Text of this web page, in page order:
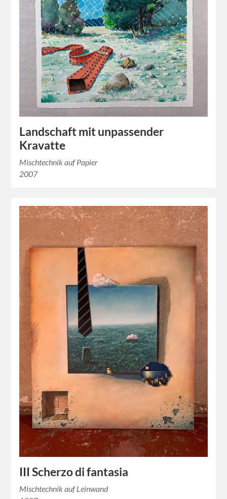
Landschaft mit unpassender
Kravatte
Mischtechnik auf Papier
2007
III Scherzo di fantasia
Mischtechnik auf Leinwand